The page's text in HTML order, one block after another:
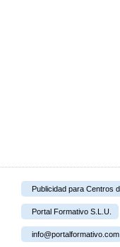
Publicidad para Centros
Portal Formativo S.L.U.
info@portalformativo.com